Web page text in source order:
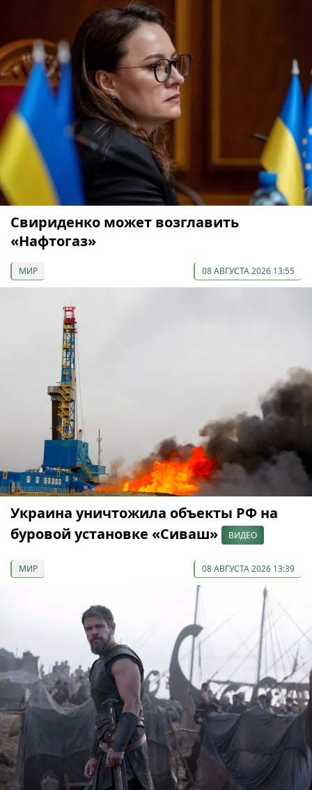
Свириденко может возглавить
«Нафтогаз»
МИР 08 АВГУСТА 2026 13:55
Украина уничтожила объекты РФ на
буровой установке «Сиваш»
ВИДЕО
МИР 08 АВГУСТА 2026 13:39